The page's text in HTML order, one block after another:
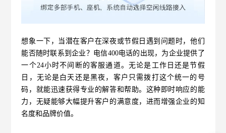
想象一下，当潜在客户在深夜或节假日遇到问题时，他们
能否随时联系到企业？电信400电话的出现，为企业提供了
一个24小时不间断的客服通道。无论是工作日还是节假
日，无论是白天还是黑夜，客户只需拨打这个统一的号
码，就能迅速获得专业的解答和帮助。这种即时响应的能
力，无疑能够大幅提升客户的满意度，进而增强企业的知
名度和品牌价值。